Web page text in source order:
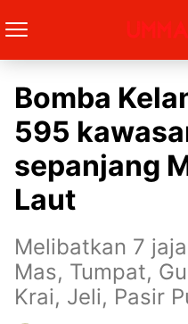
Bomba
595
sepanjang
Laut
Melibatkan 7
Mas, Tumpat,
Krai, Jeli, Pasir